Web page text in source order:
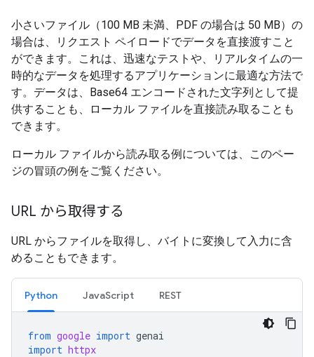
小さいファイル（100 MB 未満、PDF の場合は 50 MB）の
場合は、リクエスト ペイロードでデータを直接渡すこと
ができます。これは、迅速なテストや、リアルタイムの一
時的なデータを処理するアプリケーションに最適な方法で
す。データは、Base64 エンコードされた文字列として提
供することも、ローカル ファイルを直接読み取ることも
できます。
ローカル ファイルから読み取る例については、このペー
ジの冒頭の例をご覧ください。
URL から取得する
URL からファイルを取得し、バイトに変換して入力に含
めることもできます。
Python JavaScript REST
from google import genai
import httpx